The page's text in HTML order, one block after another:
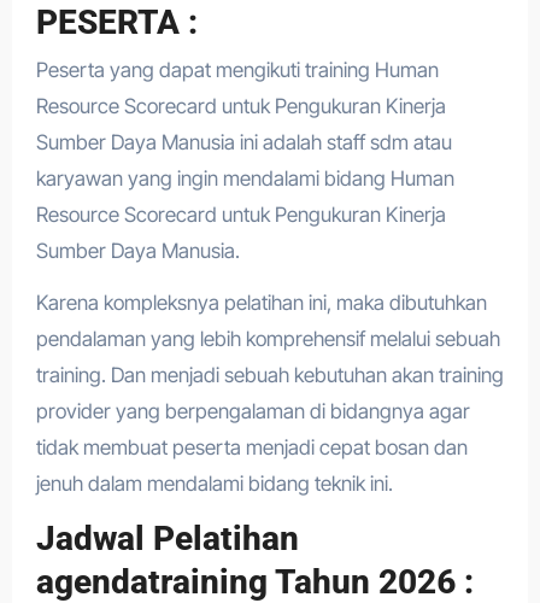
PESERTA :
Peserta yang dapat mengikuti training Human
Resource Scorecard untuk Pengukuran Kinerja
Sumber Daya Manusia ini adalah staff sdm atau
karyawan yang ingin mendalami bidang Human
Resource Scorecard untuk Pengukuran Kinerja
Sumber Daya Manusia.
Karena kompleksnya pelatihan ini, maka dibutuhkan
pendalaman yang lebih komprehensif melalui sebuah
training. Dan menjadi sebuah kebutuhan akan training
provider yang berpengalaman di bidangnya agar
tidak membuat peserta menjadi cepat bosan dan
jenuh dalam mendalami bidang teknik ini.
Jadwal Pelatihan
agendatraining Tahun 2026 :